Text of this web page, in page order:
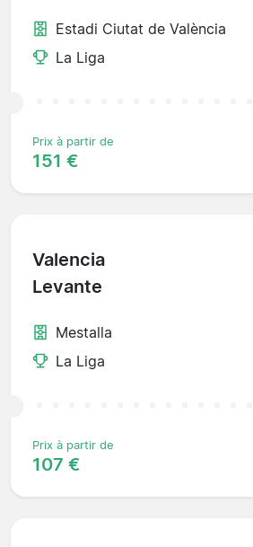
Estadi Ciutat de València
La Liga
Prix à partir de
151 €
Valencia
Levante
Mestalla
La Liga
Prix à partir de
107 €